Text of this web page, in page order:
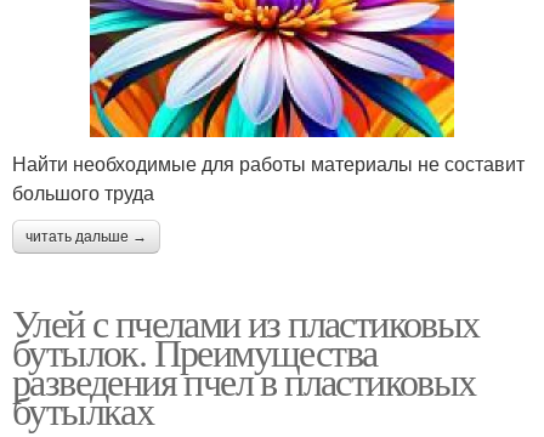
Найти необходимые для работы материалы не составит
большого труда
читать дальше →
Улей с пчелами из пластиковых
бутылок. Преимущества
разведения пчел в пластиковых
бутылках